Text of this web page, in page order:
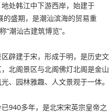
处韩江中下游西岸，始建于
盛期，是潮汕滨海的贸易重
潮汕古建筑博览”。
辟建于宋，形成于明，是历史文
北阁景区与北阁佛灯北阁是金山
、园林雅趣、人文景观于一体。
940多年，是北宋宋英宗皇帝之